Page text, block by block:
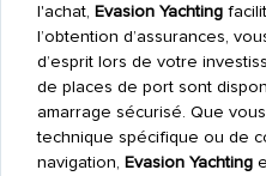
l'achat, Evasion Yachting
l’obtention d’assurances,
d’esprit lors de votre
de places de port sont
amarrage sécurisé. Que
technique spécifique ou de
navigation, Evasion Yachting